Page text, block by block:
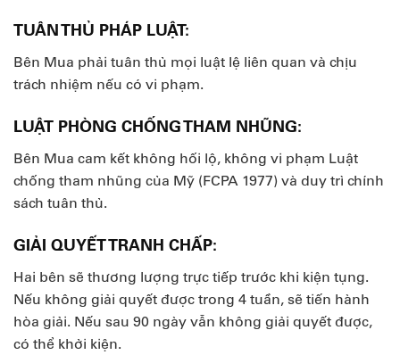
TUÂN THỦ PHÁP LUẬT:
Bên Mua phải tuân thủ mọi luật lệ liên quan và chịu
trách nhiệm nếu có vi phạm.
LUẬT PHÒNG CHỐNG THAM NHŨNG:
Bên Mua cam kết không hối lộ, không vi phạm Luật
chống tham nhũng của Mỹ (FCPA 1977) và duy trì chính
sách tuân thủ.
GIẢI QUYẾT TRANH CHẤP:
Hai bên sẽ thương lượng trực tiếp trước khi kiện tụng.
Nếu không giải quyết được trong 4 tuần, sẽ tiến hành
hòa giải. Nếu sau 90 ngày vẫn không giải quyết được,
có thể khởi kiện.